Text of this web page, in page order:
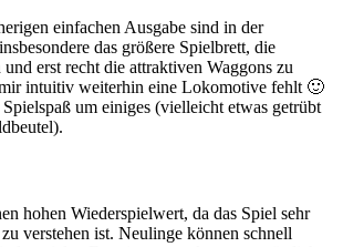
einfachen Ausgabe sind in der
insbesondere das größere Spielbrett, die
erst recht die attraktiven Waggons zu
intuitiv weiterhin eine Lokomotive fehlt 🙂
um einiges (vielleicht etwas getrübt
hohen Wiederspielwert, da das Spiel sehr
verstehen ist. Neulinge können schnell